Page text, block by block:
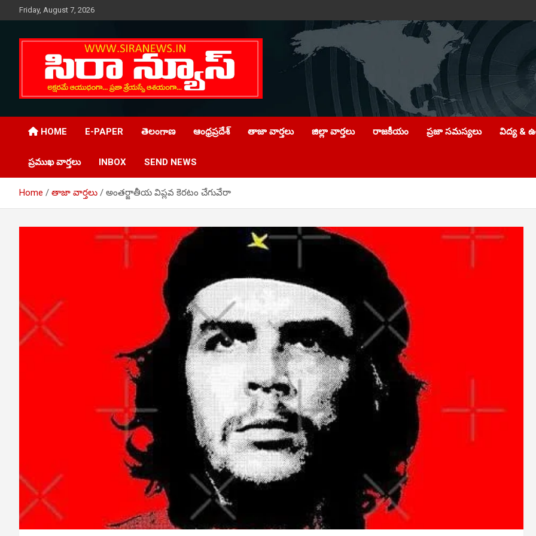
to
Friday, August 7, 2026
SIRA NEWS
HOME E-PAPER తెలంగాణ ఆంధ్రప్రదేశ్ తాజా వార్తలు జిల్లా వార్తలు రాజకీయం ప్రజా సమస్యలు విద్య &
ప్రముఖ వార్తలు INBOX SEND NEWS
Home తాజా వార్తలు అంతర్జాతీయ విప్లవ కెరటం చేగువేరా